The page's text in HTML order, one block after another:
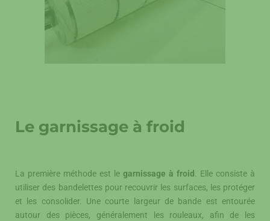
Le garnissage à froid
La première méthode est le garnissage à froid . Elle consiste à
utiliser des bandelettes pour recouvrir les surfaces, les protéger
et les consolider. Une courte largeur de bande est entourée
autour des pièces, généralement les rouleaux, afin de les